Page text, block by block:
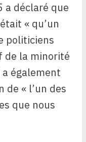
a déclaré que
« qu’un
politiciens
de la minorité
également
de « l’un des
que nous